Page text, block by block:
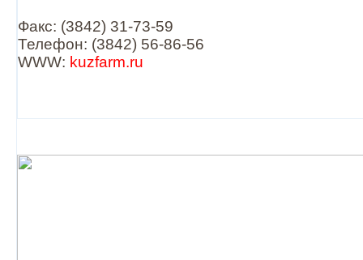
Факс: (3842) 31-73-59
Телефон: (3842) 56-86-56
WWW: kuzfarm.ru